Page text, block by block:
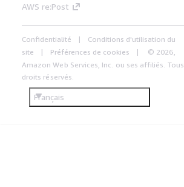
AWS re:Post
Confidentialité
Conditions d'utilisation du
site
Préférences de cookies
© 2026,
Amazon Web Services, Inc. ou ses affiliés. Tous
droits réservés.
Français